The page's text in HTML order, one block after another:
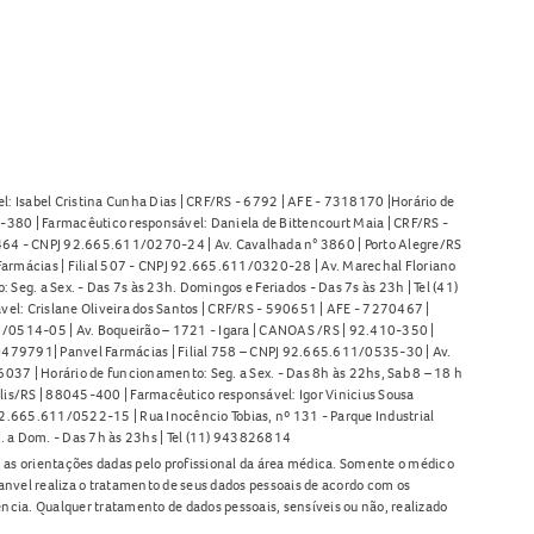
Cristina Cunha Dias | CRF/RS - 6792 | AFE - 7318170 |Horário de
| Farmacêutico responsável: Daniela de Bittencourt Maia | CRF/RS -
- CNPJ 92.665.611/0270-24 | Av. Cavalhada n° 3860 | Porto Alegre/RS
| Filial 507 - CNPJ 92.665.611/0320-28 | Av. Marechal Floriano
a Sex. - Das 7s às 23h. Domingos e Feriados - Das 7s às 23h | Tel (41)
Crislane Oliveira dos Santos | CRF/RS - 590651 | AFE - 7270467 |
0514-05 | Av. Boqueirão – 1721 - Igara | CANOAS /RS | 92.410-350 |
Panvel Farmácias | Filial 758 – CNPJ 92.665.611/0535-30 | Av.
| Horário de funcionamento: Seg. a Sex. - Das 8h às 22hs, Sab 8 – 18 h
RS | 88045-400 | Farmacêutico responsável: Igor Vinicius Sousa
0522-15 | Rua Inocêncio Tobias, nº 131 - Parque Industrial
a Dom. - Das 7h às 23hs | Tel (11) 943826814
orientações dadas pelo profissional da área médica. Somente o médico
realiza o tratamento de seus dados pessoais de acordo com os
Qualquer tratamento de dados pessoais, sensíveis ou não, realizado